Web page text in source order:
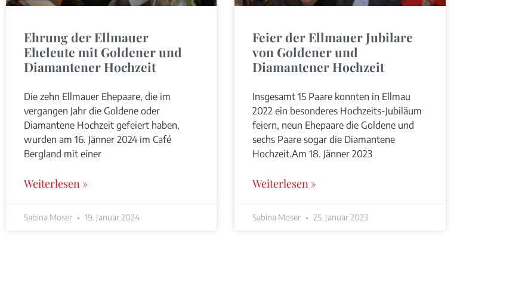
Ehrung der Ellmauer
Eheleute mit Goldener und
Diamantener Hochzeit
Die zehn Ellmauer Ehepaare, die im
vergangen Jahr die Goldene oder
Diamantene Hochzeit gefeiert haben,
wurden am 16. Jänner 2024 im Café
Bergland mit einer
Weiterlesen »
Sabina Moser 19. Januar 2024
Feier der Ellmauer Jubilare
von Goldener und
Diamantener Hochzeit
Insgesamt 15 Paare konnten in Ellmau
2022 ein besonderes Hochzeits-Jubiläum
feiern, neun Ehepaare die Goldene und
sechs Paare sogar die Diamantene
Hochzeit.Am 18. Jänner 2023
Weiterlesen »
Sabina Moser 25. Januar 2023